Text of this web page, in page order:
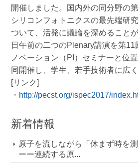
開催しました。国内外の同分野の
シリコンフォトニクスの最先端研
ついて、活発に議論を深めること
日午前の二つのPlenary講演を第11
ノベーション（PI）セミナーと位
同開催し、学生、若手技術者に広
[リンク]
・ http://pecst.org/ispec2017/
新着情報
原子を流しながら「休まず時を
ーー連続する原...